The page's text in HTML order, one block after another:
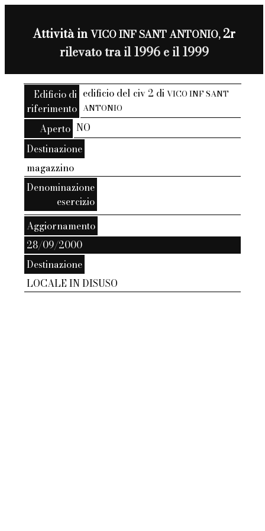
Attività inVICO INF SANT ANTONIO,2r
rilevato tra il 1996 e il 1999
Edificio di
riferimento
edificio del civ 2 diVICO INF SANT
ANTONIO
Aperto NO
Destinazione
magazzino
Denominazione
esercizio
Aggiornamento
28/09/2000
Destinazione
LOCALE IN DISUSO